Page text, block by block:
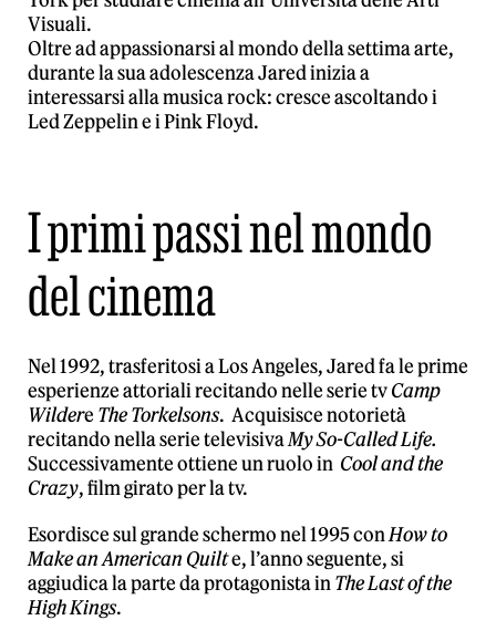
Visuali.
Oltre ad appassionarsi al mondo della settima arte,
durante la sua adolescenza Jared inizia a
interessarsi alla musica rock: cresce ascoltando i
Led Zeppelin e i Pink Floyd.
I primi passi nel mondo
del cinema
Nel 1992, trasferitosi a Los Angeles, Jared fa le prime
esperienze attoriali recitando nelle serie tvCamp
Wildere The Torkelsons. Acquisisce notorietà
recitando nella serie televisivaMy So-Called Life.
Successivamente ottiene un ruolo in Cool and the
Crazy, film girato per la tv.
Esordisce sul grande schermo nel 1995 conHow to
Make an American Quilte, l’anno seguente, si
aggiudica la parte da protagonista inThe Last of the
High Kings.